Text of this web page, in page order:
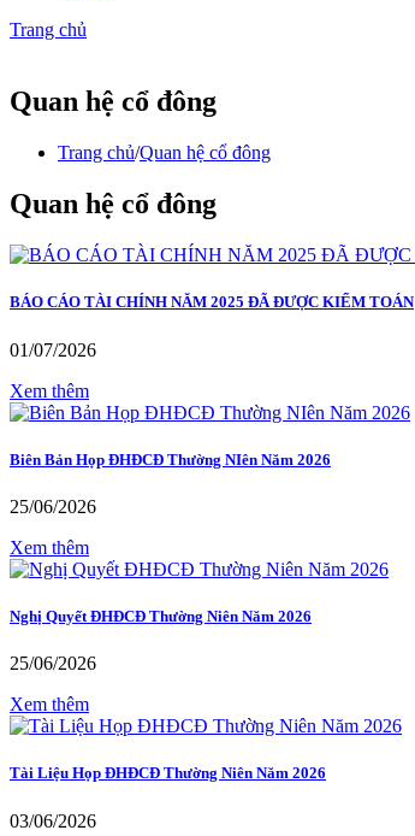
Trang chủ
Quan hệ cổ đông
Trang chủ/Quan hệ cổ đông
Quan hệ cổ đông
BÁO CÁO TÀI CHÍNH NĂM 2025 ĐÃ ĐƯỢC KIỂM TOÁN
01/07/2026
Xem thêm
Biên Bản Họp ĐHĐCĐ Thường NIên Năm 2026
25/06/2026
Xem thêm
Nghị Quyết ĐHĐCĐ Thường Niên Năm 2026
25/06/2026
Xem thêm
Tài Liệu Họp ĐHĐCĐ Thường Niên Năm 2026
03/06/2026